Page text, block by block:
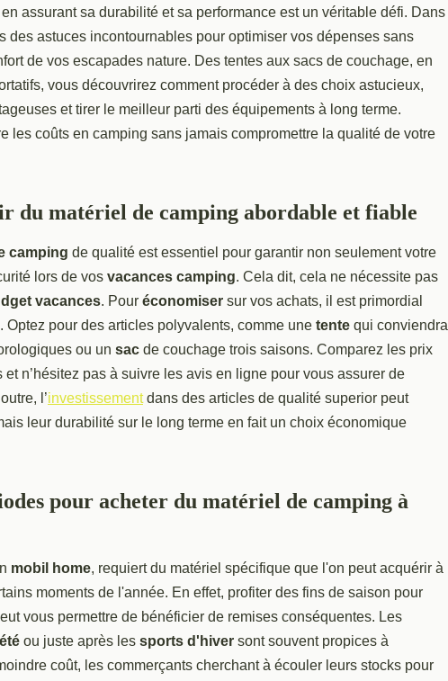
la qualité
assurant sa durabilité et sa performance est un véritable défi. Dans
des astuces incontournables pour optimiser vos dépenses sans
de vos escapades nature. Des tentes aux sacs de couchage, en
vous découvrirez comment procéder à des choix astucieux,
et tirer le meilleur parti des équipements à long terme.
les coûts en camping sans jamais compromettre la qualité de votre
du matériel de camping abordable et fiable
camping de qualité est essentiel pour garantir non seulement votre
lors de vos vacances camping. Cela dit, cela ne nécessite pas
vacances. Pour économiser sur vos achats, il est primordial
pour des articles polyvalents, comme une tente qui conviendra
ou un sac de couchage trois saisons. Comparez les prix
n’hésitez pas à suivre les avis en ligne pour vous assurer de
l’investissementdans des articles de qualité superior peut
leur durabilité sur le long terme en fait un choix économique
pour acheter du matériel de camping à
mobil home, requiert du matériel spécifique que l'on peut acquérir à
moments de l'année. En effet, profiter des fins de saison pour
vous permettre de bénéficier de remises conséquentes. Les
ou juste après les sports d'hiver sont souvent propices à
coût, les commerçants cherchant à écouler leurs stocks pour